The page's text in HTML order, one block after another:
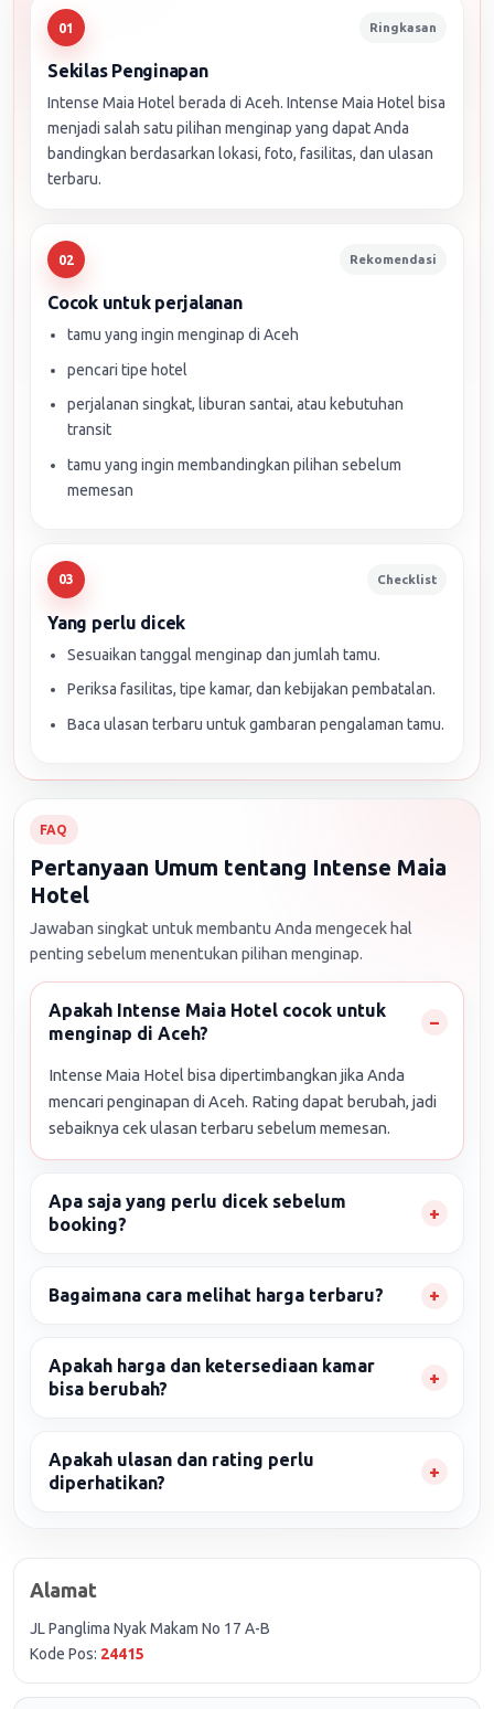
01 Ringkasan
Sekilas Penginapan
Intense Maia Hotel berada di Aceh. Intense Maia Hotel bisa
menjadi salah satu pilihan menginap yang dapat Anda
bandingkan berdasarkan lokasi, foto, fasilitas, dan ulasan
terbaru.
02 Rekomendasi
Cocok untuk perjalanan
tamu yang ingin menginap di Aceh
pencari tipe hotel
perjalanan singkat, liburan santai, atau kebutuhan
transit
tamu yang ingin membandingkan pilihan sebelum
memesan
03 Checklist
Yang perlu dicek
Sesuaikan tanggal menginap dan jumlah tamu.
Periksa fasilitas, tipe kamar, dan kebijakan pembatalan.
Baca ulasan terbaru untuk gambaran pengalaman tamu.
FAQ
Pertanyaan Umum tentang Intense Maia
Hotel
Jawaban singkat untuk membantu Anda mengecek hal
penting sebelum menentukan pilihan menginap.
Apakah Intense Maia Hotel cocok untuk
menginap di Aceh?
Intense Maia Hotel bisa dipertimbangkan jika Anda
mencari penginapan di Aceh. Rating dapat berubah, jadi
sebaiknya cek ulasan terbaru sebelum memesan.
Apa saja yang perlu dicek sebelum
booking?
Bagaimana cara melihat harga terbaru?
Apakah harga dan ketersediaan kamar
bisa berubah?
Apakah ulasan dan rating perlu
diperhatikan?
Alamat
JL Panglima Nyak Makam No 17 A-B
Kode Pos: 24415